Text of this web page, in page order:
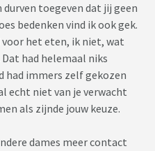
toegeven dat jij geen
bedenken vind ik ook gek.
het eten, ik niet, wat
had helemaal niks
had immers zelf gekozen
echt niet van je verwacht
als zijnde jouw keuze.
dames meer contact